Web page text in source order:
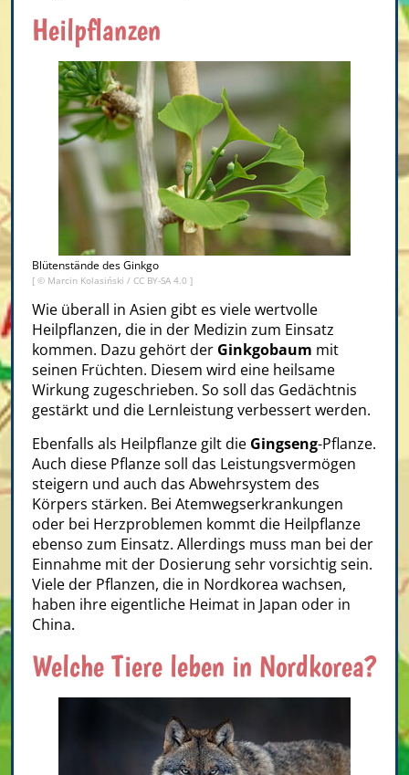
Heilpflanzen
Blütenstände des Ginkgo
[ © Marcin Kolasiński / CC BY-SA 4.0 ]
Wie überall in Asien gibt es viele wertvolle
Heilpflanzen, die in der Medizin zum Einsatz
kommen. Dazu gehört der Ginkgobaum mit
seinen Früchten. Diesem wird eine heilsame
Wirkung zugeschrieben. So soll das Gedächtnis
gestärkt und die Lernleistung verbessert werden.
Ebenfalls als Heilpflanze gilt die Gingseng-Pflanze.
Auch diese Pflanze soll das Leistungsvermögen
steigern und auch das Abwehrsystem des
Körpers stärken. Bei Atemwegserkrankungen
oder bei Herzproblemen kommt die Heilpflanze
ebenso zum Einsatz. Allerdings muss man bei der
Einnahme mit der Dosierung sehr vorsichtig sein.
Viele der Pflanzen, die in Nordkorea wachsen,
haben ihre eigentliche Heimat in Japan oder in
China.
Welche Tiere leben in Nordkorea?